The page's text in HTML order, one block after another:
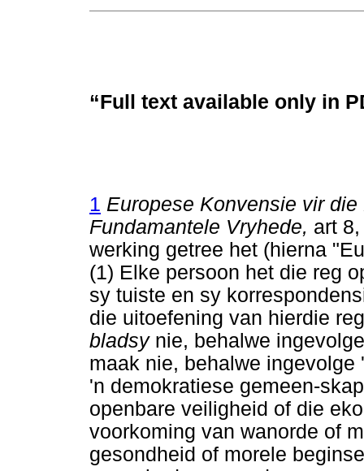
“Full text available only in
1 Europese Konvensie vir
Fundamantele Vryhede, art
werking getree het (hierna
(1) Elke persoon het die reg
sy tuiste en sy
die uitoefening van hierdie
bladsynie, behalwe
maak nie, behalwe
'n demokratiese gemeen-
openbare veiligheid of die
voorkoming van wanorde of
gesondheid of morele